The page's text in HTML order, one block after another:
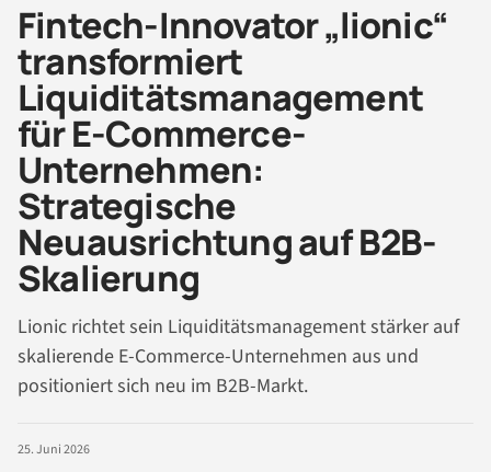
Fintech-Innovator „lionic“
transformiert
Liquiditätsmanagement
für E-Commerce-
Unternehmen:
Strategische
Neuausrichtung auf B2B-
Skalierung
Lionic richtet sein Liquiditätsmanagement stärker auf
skalierende E-Commerce-Unternehmen aus und
positioniert sich neu im B2B-Markt.
25. Juni 2026